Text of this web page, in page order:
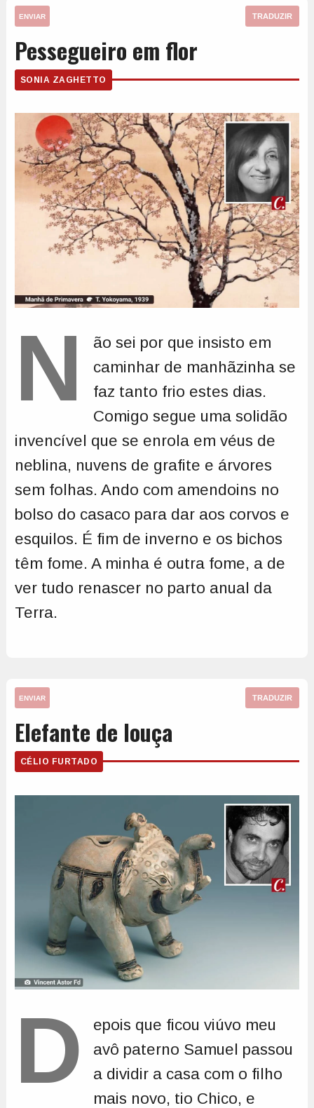
ENVIAR TRADUZIR
Pessegueiro em flor
SONIA ZAGHETTO
N
ão sei por que insisto em
caminhar de manhãzinha se
faz tanto frio estes dias.
Comigo segue uma solidão
invencível que se enrola em véus de
neblina, nuvens de grafite e árvores
sem folhas. Ando com amendoins no
bolso do casaco para dar aos corvos e
esquilos. É fim de inverno e os bichos
têm fome. A minha é outra fome, a de
ver tudo renascer no parto anual da
Terra.
ENVIAR TRADUZIR
Elefante de louça
CÉLIO FURTADO
D
epois que ficou viúvo meu
avô paterno Samuel passou
a dividir a casa com o filho
mais novo, tio Chico, e